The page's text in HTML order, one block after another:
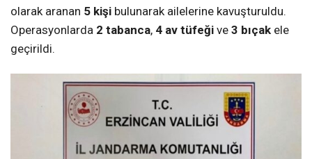
olarak aranan 5 kişi bulunarak ailelerine kavuşturuldu.
Operasyonlarda 2 tabanca, 4 av tüfeği ve 3 bıçak ele
geçirildi.